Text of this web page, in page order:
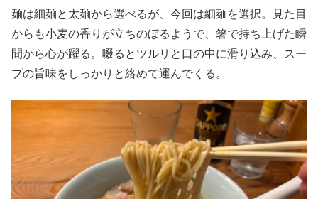
麺は細麺と太麺から選べるが、今回は細麺を選択。見た目
からも小麦の香りが立ちのぼるようで、箸で持ち上げた瞬
間から心が躍る。啜るとツルリと口の中に滑り込み、スー
プの旨味をしっかりと絡めて運んでくる。